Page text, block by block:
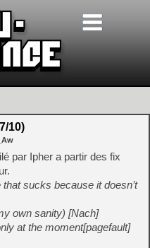
10)
par Ipher a partir des fix
sucks because it doesn’t
own sanity) [Nach]
at the moment[pagefault]